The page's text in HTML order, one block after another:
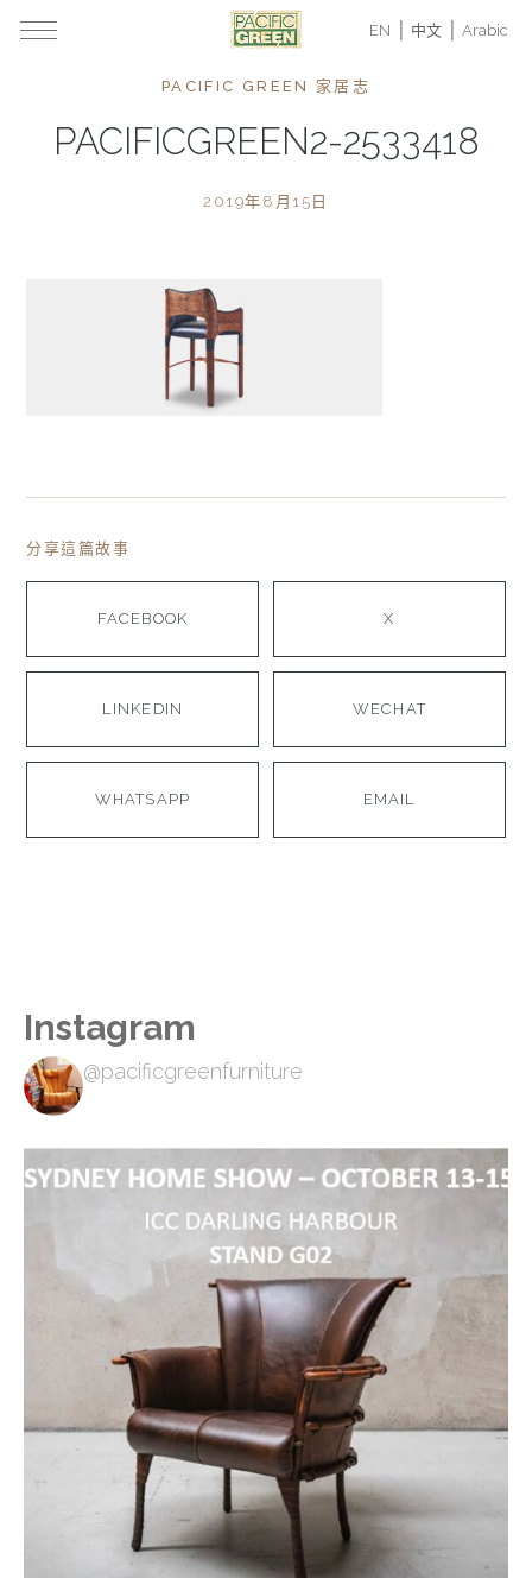
EN 中文 Arabic
PACIFIC GREEN 家居志
PACIFICGREEN2-2533418
2019年8月15日
分享這篇故事
FACEBOOK X
LINKEDIN WECHAT
WHATSAPP EMAIL
Instagram
@pacificgreenfurniture